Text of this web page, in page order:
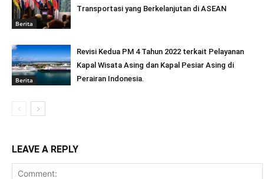
Berita
Transportasi yang Berkelanjutan di ASEAN
Berita
Revisi Kedua PM 4 Tahun 2022 terkait Pelayanan
Kapal Wisata Asing dan Kapal Pesiar Asing di
Perairan Indonesia.
LEAVE A REPLY